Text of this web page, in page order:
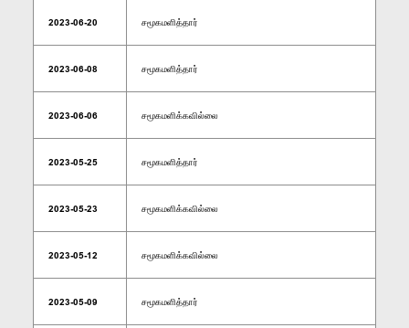
2023-06-20 சமூகமளித்தார்
2023-06-08 சமூகமளித்தார்
2023-06-06 சமூகமளிக்கவில்லை
2023-05-25 சமூகமளித்தார்
2023-05-23 சமூகமளிக்கவில்லை
2023-05-12 சமூகமளிக்கவில்லை
2023-05-09 சமூகமளித்தார்